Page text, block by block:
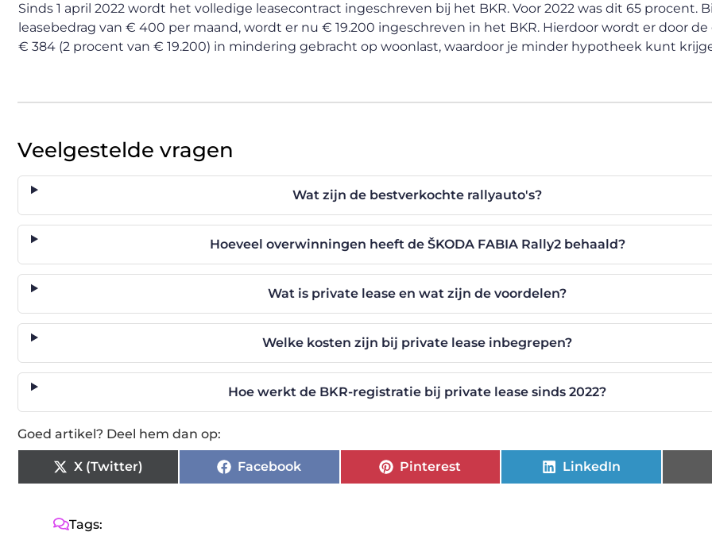
Sinds 1 april 2022 wordt het volledige leasecontract ingeschreven bij het BKR. Voor 2022 was dit 65 procent.
leasebedrag van € 400 per maand, wordt er nu € 19.200 ingeschreven in het BKR. Hierdoor wordt er door
€ 384 (2 procent van € 19.200) in mindering gebracht op woonlast, waardoor je minder hypotheek kunt
Veelgestelde vragen
Wat zijn de bestverkochte rallyauto's?
Hoeveel overwinningen heeft de ŠKODA FABIA Rally2 behaald?
Wat is private lease en wat zijn de voordelen?
Welke kosten zijn bij private lease inbegrepen?
Hoe werkt de BKR-registratie bij private lease sinds 2022?
Goed artikel? Deel hem dan op:
X (Twitter) Facebook Pinterest LinkedIn
Tags: